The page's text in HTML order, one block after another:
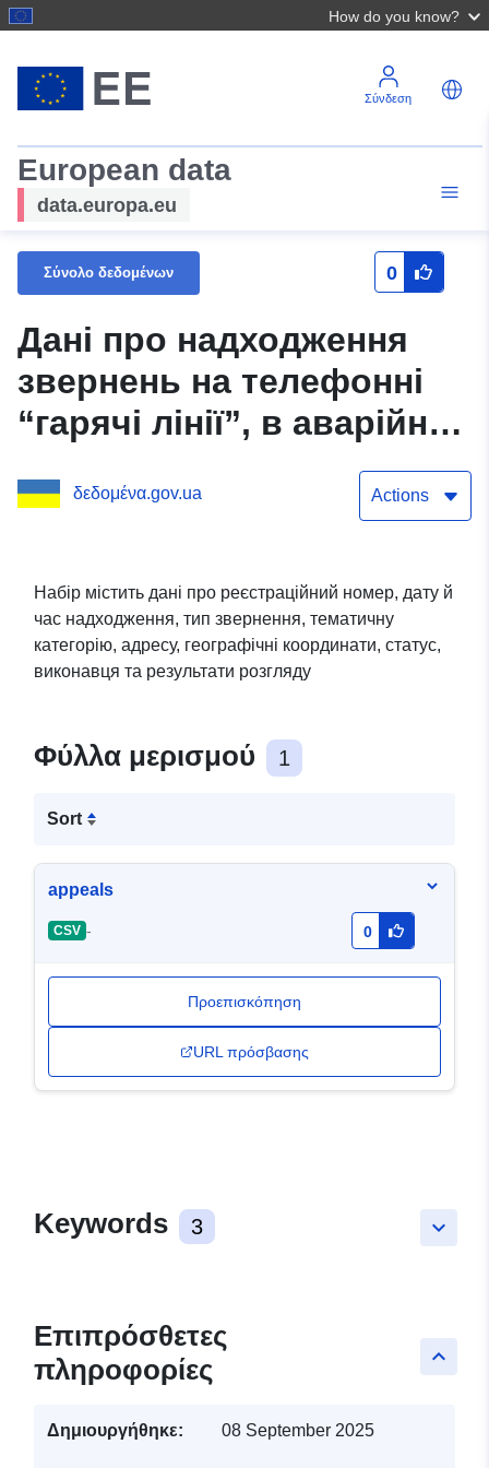
How do you know?
Σύνδεση
European data
data.europa.eu
Σύνολο δεδομένων 0
Дані про надходження
звернень на телефонні
“гарячі лінії”, в аварійно-
диспетчерські служби,
телефонні центри тощо
ради та її виконавчих
органів
δεδομένα.gov.ua Actions
Набір містить дані про реєстраційний номер, дату й
час надходження, тип звернення, тематичну
категорію, адресу, географічні координати, статус,
виконавця та результати розгляду
Φύλλα μερισμού 1
Sort
appeals
CSV - 0
Προεπισκόπηση
URL πρόσβασης
keyboard_arrow_down
Keywords 3
keyboard_arrow_up
Επιπρόσθετες
πληροφορίες
Δημιουργήθηκε: 08 September 2025